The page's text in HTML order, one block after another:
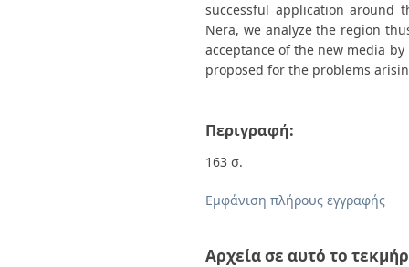
successful application around
Nera, we analyze the region
acceptance of the new media
proposed for the problems
Περιγραφή:
163 σ.
Εμφάνιση πλήρους εγγραφής
Αρχεία σε αυτό το